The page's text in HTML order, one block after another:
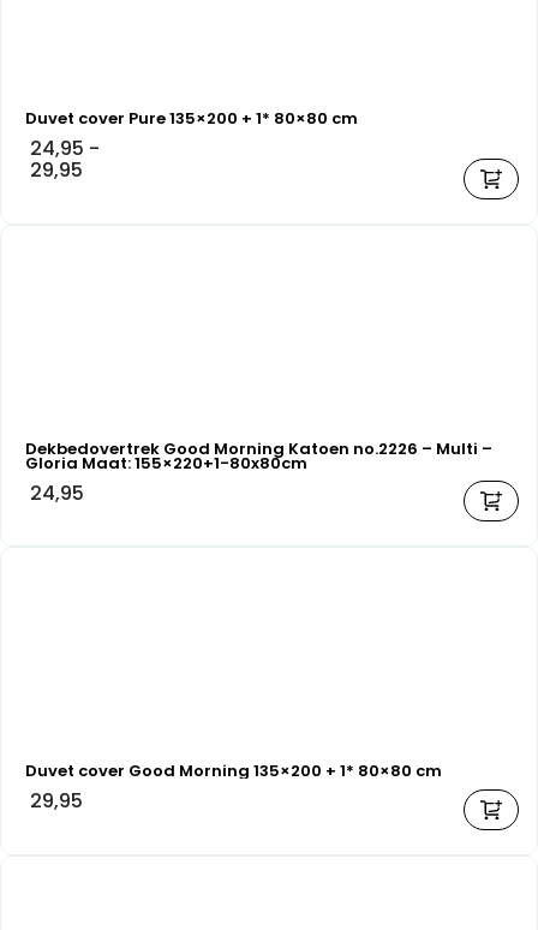
Duvet cover Pure 135×200 + 1* 80×80 cm
24,95 -
29,95
Dekbedovertrek Good Morning Katoen no.2226 – Multi –
Gloria Maat: 155×220+1-80x80cm
24,95
Duvet cover Good Morning 135×200 + 1* 80×80 cm
29,95